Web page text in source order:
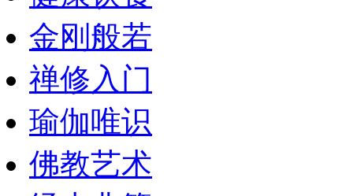
金刚般若
禅修入门
瑜伽唯识
佛教艺术